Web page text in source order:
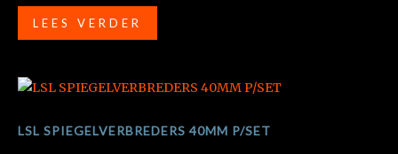
LEES VERDER
LSL SPIEGELVERBREDERS 40MM P/SET